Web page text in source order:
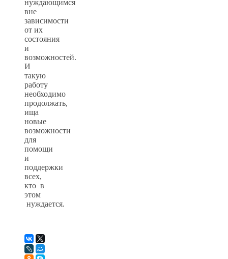
нуждающимся
вне
зависимости
от их
состояния
и
возможностей.
И
такую
работу
необходимо
продолжать,
ища
новые
возможности
для
помощи
и
поддержки
всех,
кто в
этом
нуждается.